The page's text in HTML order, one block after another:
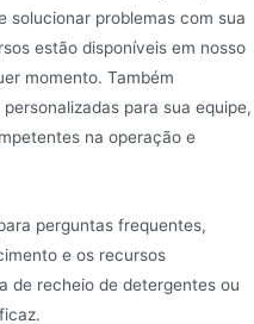
solucionar problemas com sua
estão disponíveis em nosso
momento. Também
para sua equipe,
na operação e
perguntas frequentes,
e os recursos
de recheio de detergentes ou